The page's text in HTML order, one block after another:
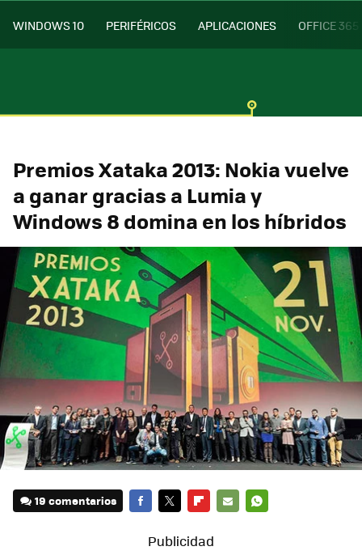
WINDOWS 10 PERIFÉRICOS APLICACIONES OFFICE 365
Premios Xataka 2013: Nokia vuelve
a ganar gracias a Lumia y
Windows 8 domina en los híbridos
19 comentarios